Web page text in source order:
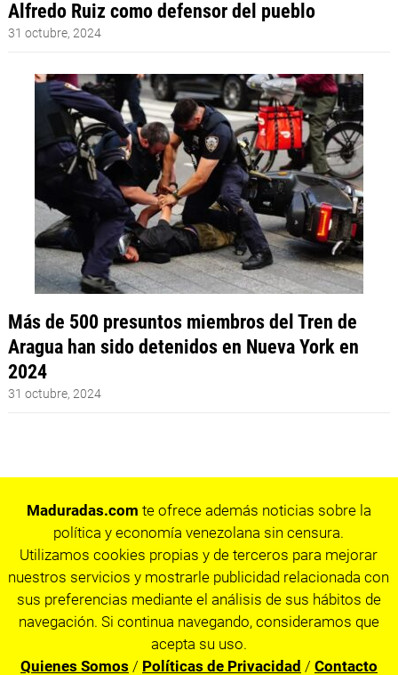
Alfredo Ruiz como defensor del pueblo
31 octubre, 2024
Más de 500 presuntos miembros del Tren de
Aragua han sido detenidos en Nueva York en
2024
31 octubre, 2024
Maduradas.com te ofrece además noticias sobre la
política y economía venezolana sin censura.
Utilizamos cookies propias y de terceros para mejorar
nuestros servicios y mostrarle publicidad relacionada con
sus preferencias mediante el análisis de sus hábitos de
navegación. Si continua navegando, consideramos que
acepta su uso.
Quienes Somos / Políticas de Privacidad / Contacto